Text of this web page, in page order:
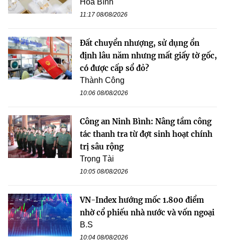
Hòa Bình
11:17 08/08/2026
Đất chuyển nhượng, sử dụng ổn
định lâu năm nhưng mất giấy tờ gốc,
có được cấp sổ đỏ?
Thành Công
10:06 08/08/2026
Công an Ninh Bình: Nâng tầm công
tác thanh tra từ đợt sinh hoạt chính
trị sâu rộng
Trọng Tài
10:05 08/08/2026
VN-Index hướng mốc 1.800 điểm
nhờ cổ phiếu nhà nước và vốn ngoại
B.S
10:04 08/08/2026